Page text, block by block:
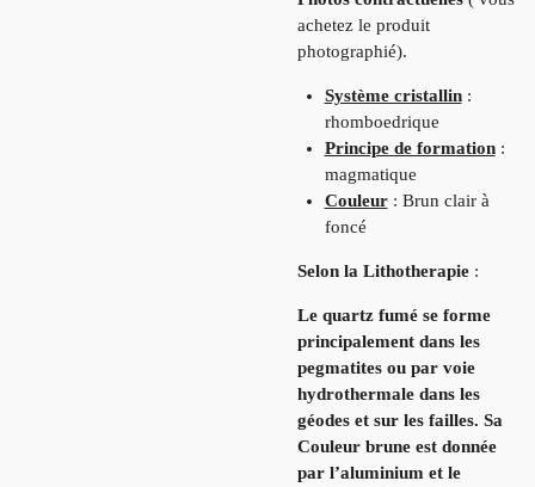
achetez le produit
photographié).
Système cristallin:
rhomboedrique
Principe de formation :
magmatique
Couleur: Brun clair à
foncé
Selon la Lithotherapie :
Le quartz fumé se forme
principalement dans les
pegmatites ou par voie
hydrothermale dans les
géodes et sur les failles. Sa
Couleur brune est donnée
par l’aluminium et le